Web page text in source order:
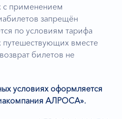
применением
запрещён
по условиям тарифа
вместе
билетов не
условиях оформляется
АЛРОСА».